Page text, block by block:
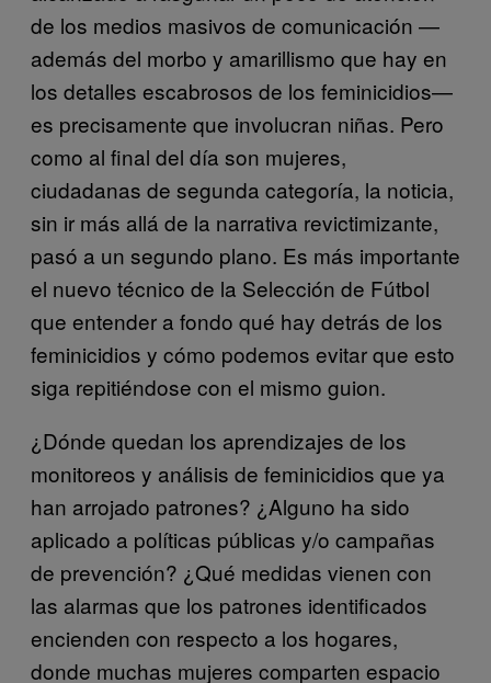
de los medios masivos de comunicación —
además del morbo y amarillismo que hay en
los detalles escabrosos de los feminicidios—
es precisamente que involucran niñas. Pero
como al final del día son mujeres,
ciudadanas de segunda categoría, la noticia,
sin ir más allá de la narrativa revictimizante,
pasó a un segundo plano. Es más importante
el nuevo técnico de la Selección de Fútbol
que entender a fondo qué hay detrás de los
feminicidios y cómo podemos evitar que esto
siga repitiéndose con el mismo guion.
¿Dónde quedan los aprendizajes de los
monitoreos y análisis de feminicidios que ya
han arrojado patrones? ¿Alguno ha sido
aplicado a políticas públicas y/o campañas
de prevención? ¿Qué medidas vienen con
las alarmas que los patrones identificados
encienden con respecto a los hogares,
donde muchas mujeres comparten espacio